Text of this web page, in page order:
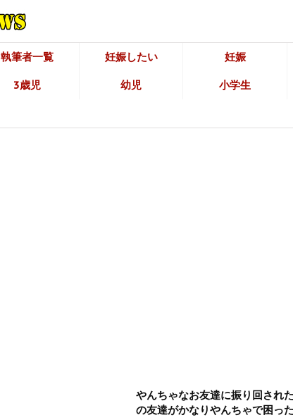
執筆者一覧 妊娠したい 妊娠
3歳児 幼児 小学生
やんちゃなお友達に振り回され
の友達がかなりやんちゃで困っ